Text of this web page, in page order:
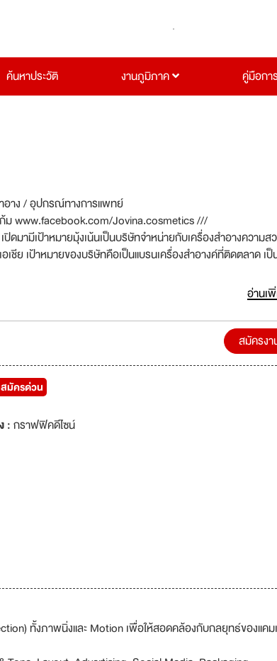
ค้นหาประวัติ งานภูมิภาค คู่มือกา
อาง / อุปกรณ์ทางการแพทย์
ม www.facebook.com/Jovina.cosmetics ///
ดมามีเป้าหมายมุ้งเน้นเป็นบริษัทจำหน่ายกับเครื่องสำอางความส
เชีย เป้าหมายของบริษัทคือเป็นแบรนเครื่องสำอางค์ที่ติดตลาด เ
ลูกค้า ต้องการคนมีไฟมั่นใจในตัวเอง การที่คุณเข้ามาทำงานในบริ
ามารถแทบทุกด้านที่ตัวเองมีมันเป็นบทเพิสูจน์ตัวเองอย่างหนึ่งเล
ะได้สะสมประสบการณ์ใหม่ๆที่คุณอาจจะหาที่อื่นไม่ได้ ถ้าคุณยังมีไ
ย อยากพิสูจน์ตัวเอง และอยากภูมิใจที่ได้เข้ามาเป็นส่วนหนึ่งขอ
คุณมาถูกที่แล้ว แล้วมาลุยไปด้วยกัน ขอแค่กล้าและมีความฝัน โดยเ
กร องค์กรอย่างชัดเจน....ยิ่งกว่าหนัง itaewon class ...start
ษัท มีวิสัยทัศน์ ที่ชัดเจนด้านสร้างเส้น
ำแหน่งงาน และการพัฒนาบุคคลากรให้มีทักษะด้าน soft skills,
,We development, We Grow" พนักงานของเราจะได้เรียนรู้
ราให้ความสำคัญในการพัฒนาทักษะบุคคลากร ควบคู่การพัฒนา
อ่านเ
สมัครง
มัครด่วน
:กราฟฟิคดีไซน์
ทั้งภาพนิ่งและ Motion เพื่อให้สอดคล้องกับกลยุทธ์ของแค